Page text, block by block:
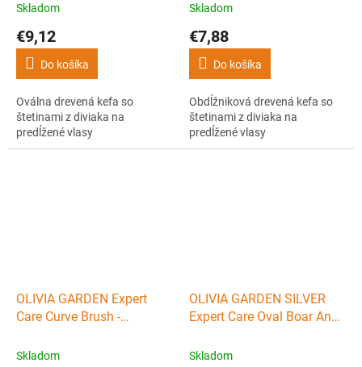
Skladom
€9,12
Do košíka
Oválna drevená kefa so
štetinami z diviaka na
predĺžené vlasy
predĺžené vlasy
Skladom
€7,88
Do košíka
Obdĺžniková drevená kefa so
štetinami z diviaka na
predĺžené vlasy
OLIVIA GARDEN Expert
Care Curve Brush -
diviačími a nylon štetinami
Skladom
OLIVIA GARDEN SILVER
Expert Care Oval Boar And
diviačími a nylonovými
Skladom